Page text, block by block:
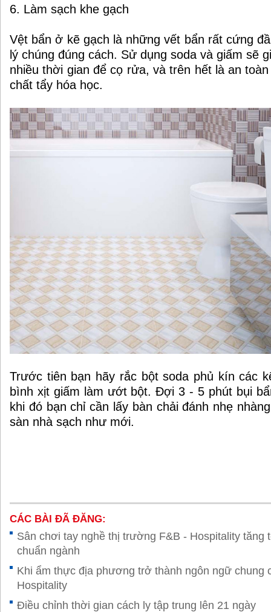
6. Làm sạch khe gạch
Vệt bẩn ở kẽ gạch là những vết bẩn rất cứng
lý chúng đúng cách. Sử dụng soda và giấm sẽ
nhiều thời gian để cọ rửa, và trên hết là an
chất tẩy hóa học.
Trước tiên bạn hãy rắc bột soda phủ kín các
bình xịt giấm làm ướt bột. Đợi 3 - 5 phút bụi
khi đó bạn chỉ cần lấy bàn chải đánh nhẹ
sàn nhà sạch như mới.
CÁC BÀI ĐÃ ĐĂNG:
Sân chơi tay nghề thị trường F&B - Hospitality tăng
chuẩn ngành
Khi ẩm thực địa phương trở thành ngôn ngữ chung
Hospitality
Điều chỉnh thời gian cách ly tập trung lên 21 ngày